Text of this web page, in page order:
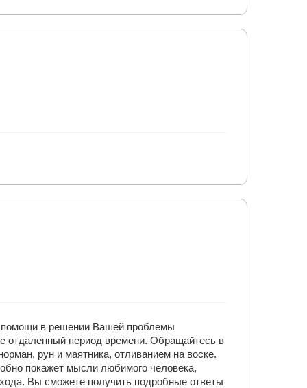
помощи в решении Вашей проблемы
отдаленный период времени. Обращайтесь в
рун и маятника, отливанием на воске.
покажет мысли любимого человека,
Вы сможете получить подробные ответы